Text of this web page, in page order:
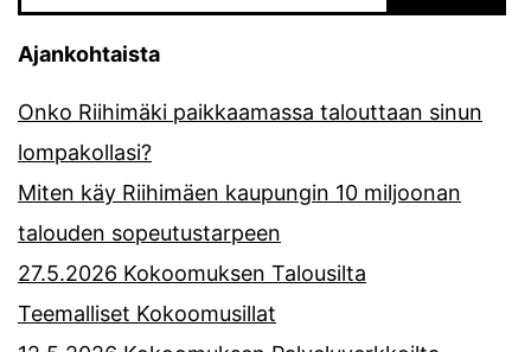
Ajankohtaista
Onko Riihimäki paikkaamassa talouttaan sinun
lompakollasi?
Miten käy Riihimäen kaupungin 10 miljoonan
talouden sopeutustarpeen
27.5.2026 Kokoomuksen Talousilta
Teemalliset Kokoomusillat